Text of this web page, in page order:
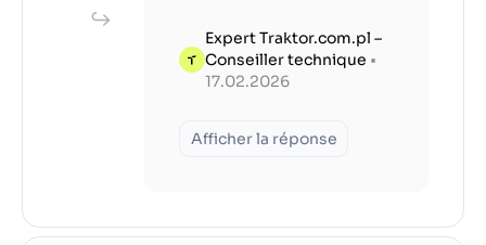
Expert Traktor.com.pl –
Conseiller technique •
17.02.2026
Afficher la réponse